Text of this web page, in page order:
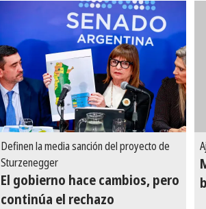
Definen la media sanción del proyecto de
Sturzenegger
El gobierno hace cambios, pero
continúa el rechazo